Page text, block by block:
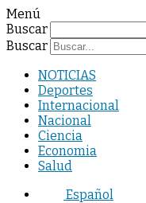
Menú
Buscar
Buscar
NOTICIAS
Deportes
Internacional
Nacional
Ciencia
Economia
Salud
Español